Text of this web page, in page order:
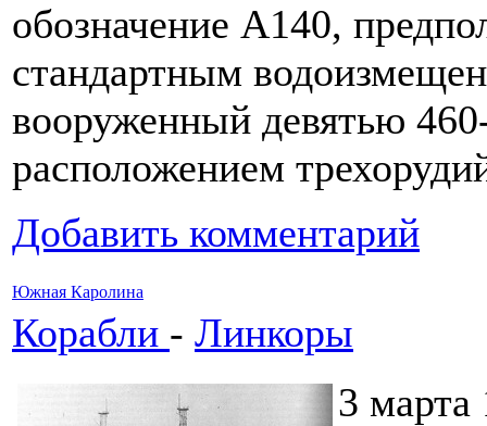
обозначение А140,
стандартным
вооруженный девятью
расположением
Добавить комментарий
Южная Каролина
Корабли - Линкоры
3